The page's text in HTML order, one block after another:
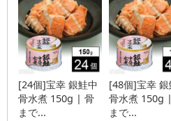
[24個]宝幸 銀鮭中
骨水煮 150g | 骨
まで...
[48個]宝幸 銀
骨水煮 150g
まで...